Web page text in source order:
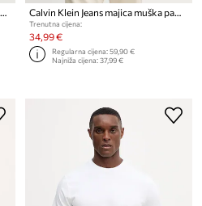
Calvin Klein Jeans majica muška od pamuka Calvin Klein Jeans majica muška pamučna 2-pack
Trenutna cijena:
34,99 €
Regularna cijena:59,90 €
Najniža cijena:37,99 €